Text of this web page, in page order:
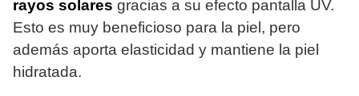
rayos solares gracias a su efecto pantalla UV.
Esto es muy beneficioso para la piel, pero
además aporta elasticidad y mantiene la piel
hidratada.